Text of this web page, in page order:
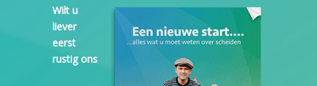
Wilt u
liever
eerst
rustig ons